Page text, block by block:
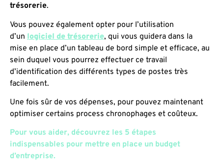
trésorerie.
Vous pouvez également opter pour l’utilisation
d’un logiciel de trésorerie, qui vous guidera dans la
mise en place d’un tableau de bord simple et efficace, au
sein duquel vous pourrez effectuer ce travail
d’identification des différents types de postes très
facilement.
Une fois sûr de vos dépenses, pour pouvez maintenant
optimiser certains process chronophages et coûteux.
Pour vous aider, découvrez les 5 étapes
indispensables pour mettre en place un budget
d’entreprise.